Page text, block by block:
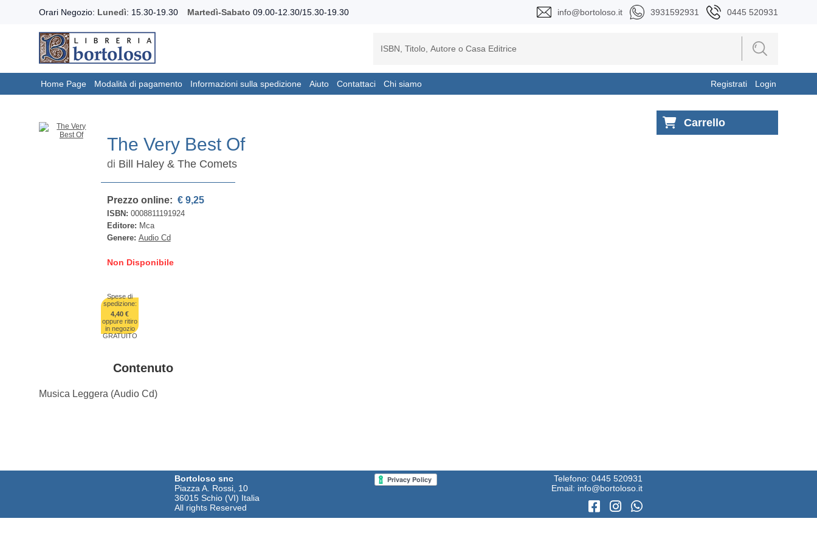
Orari Negozio: Lunedì: 15.30-19.30 Martedì-Sabato 09.00-12.30/15.30-19.30 info@bortoloso.it 3931592931 0445 520931
Home Page Modalità di pagamento Informazioni sulla spedizione Aiuto Contattaci Chi siamo Registrati Login
The Very Best Of
di Bill Haley & The Comets
Prezzo online: € 9,25
ISBN: 0008811191924
Editore: Mca
Genere: Audio Cd
Non Disponibile
Spese di
spedizione:
4,40 €
oppure ritiro
in negozio
GRATUITO
Contenuto
Musica Leggera (Audio Cd)
Carrello
Bortoloso snc
Piazza A. Rossi, 10
36015 Schio (VI) Italia
All rights Reserved
Telefono: 0445 520931
Email: info@bortoloso.it